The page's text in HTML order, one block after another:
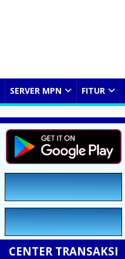
SERVER MPN FITUR
CENTER TRANSAKSI